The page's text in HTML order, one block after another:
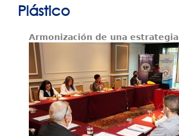
Investigación y Desarrollo
Extensión
Laboratorios
Servicios
Contáctenos
Plástico
Armonización de una estrategia